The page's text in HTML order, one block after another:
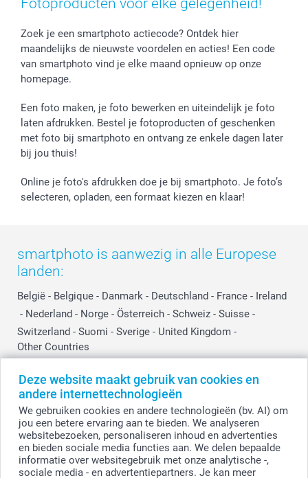
Deze website maakt gebruik van cookies en
andere internettechnologieën
We gebruiken cookies en andere technologieën (bv. AI) om
jou een betere ervaring aan te bieden. We analyseren
websitebezoeken, personaliseren inhoud en advertenties
en bieden sociale media functies aan. We delen bepaalde
informatie over websitegebruik met onze analytische -,
sociale media - en advertentiepartners. Je kan meer
Fotokalenders & Fotoagenda's
Moederdag
Vaderdag
Verjaardag
Geboorte
Klachtenregeling
Wettelijke garantie
Privacybeleid
Cookiebeleid
Prijslijst
Jobs & Stages
Investor Relations
Betalingsmogelijkheden
Grote bestellingen
Levering
Mijn orderstatus
smartfriends
Fotoproducten voor elke gelegenheid!
Zoek je een smartphoto actiecode? Ontdek hier
maandelijks de nieuwste voordelen en acties! Een code
van smartphoto vind je elke maand opnieuw op onze
homepage.
Een foto maken, je foto bewerken en uiteindelijk je foto
laten afdrukken. Bestel je fotoproducten of geschenken
met foto bij smartphoto en ontvang ze enkele dagen later
bij jou thuis!
Online je foto's afdrukken doe je bij smartphoto. Je foto’s
selecteren, opladen, een formaat kiezen en klaar!
smartphoto is aanwezig in alle Europese
landen:
België - Belgique - Danmark - Deutschland - France - Ireland
- Nederland - Norge - Österreich - Schweiz - Suisse -
Switzerland - Suomi - Sverige - United Kingdom -
Other Countries
© smartphoto group. Alle rechten voorbehouden
smartphoto group NV.
Kwatrechtsteenweg 160, 9230 Wetteren, België
BTW-nummer BE 0405.706.755
Alle prijzen zijn in EURO (€) inclusief BTW en exclusief verzendkosten.